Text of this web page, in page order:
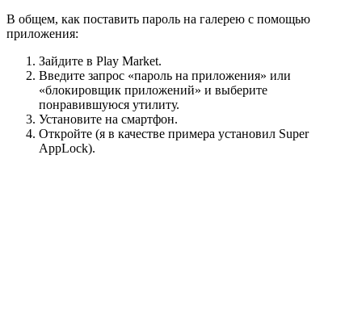
В общем, как поставить пароль на галерею с помощью
приложения:
Зайдите в Play Market.
Введите запрос «пароль на приложения» или
«блокировщик приложений» и выберите
понравившуюся утилиту.
Установите на смартфон.
Откройте (я в качестве примера установил Super
AppLock).